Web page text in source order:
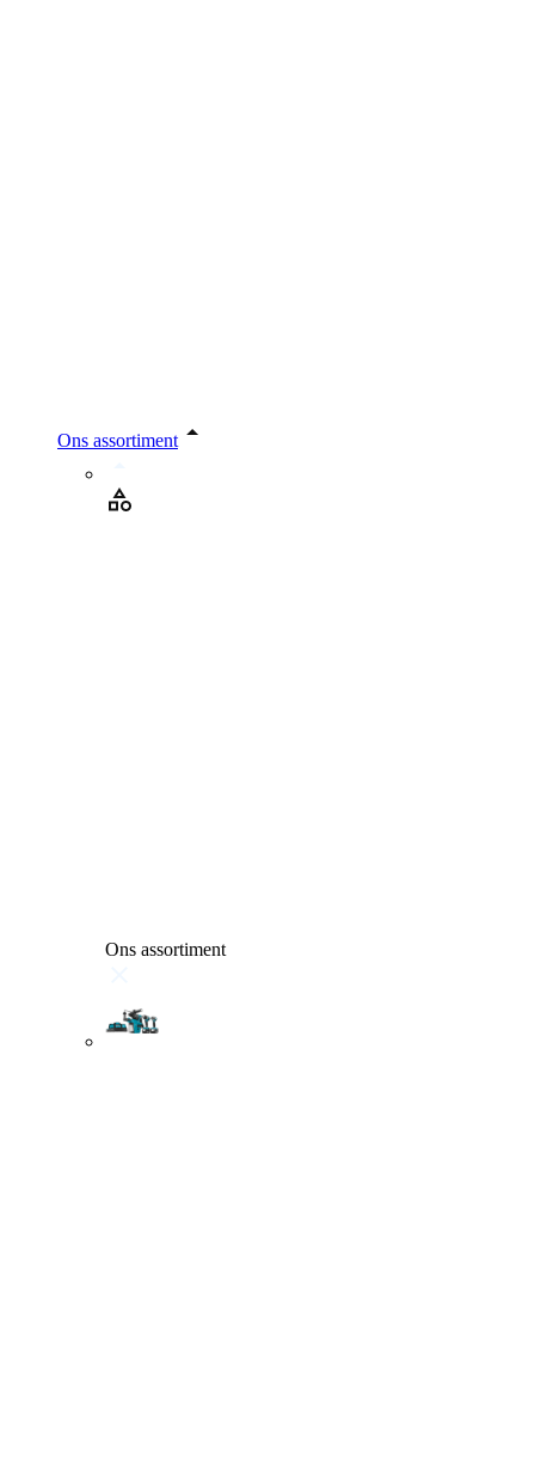
Ons assortiment
Ons assortiment